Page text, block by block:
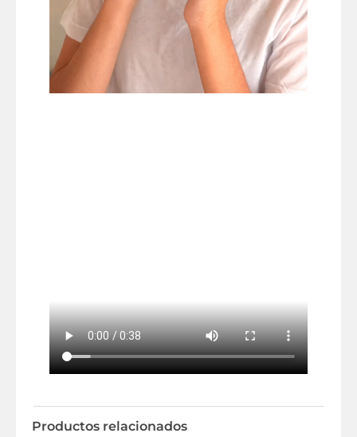
Productos relacionados